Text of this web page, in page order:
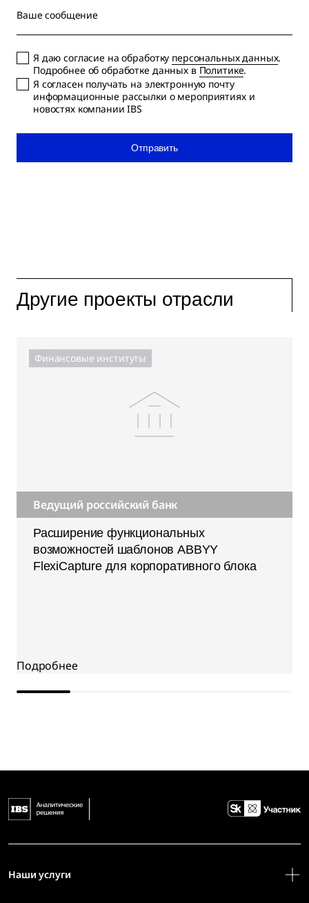
Ваше сообщение
Я даю согласие на обработку персональных данных.
Подробнее об обработке данных в Политике.
Я согласен получать на электронную почту
информационные рассылки о мероприятиях и
новостях компании IBS
Отправить
Другие проекты отрасли
Финансовые институты
Ведущий российский банк
Расширение функциональных
возможностей шаблонов ABBYY
FlexiCapture для корпоративного блока
Наши услуги